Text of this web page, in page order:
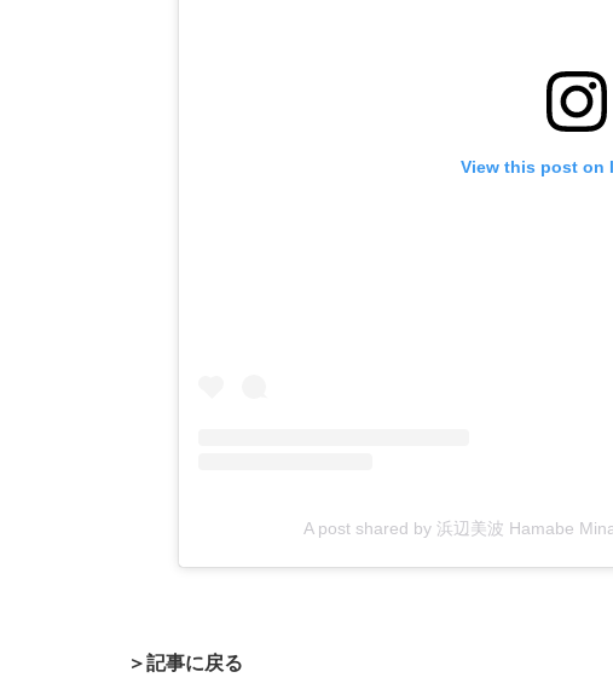
View this post on
A post shared by 浜辺美波 Hamabe
＞記事に戻る